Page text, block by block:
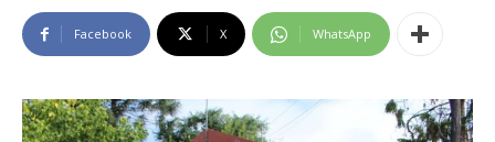
Facebook X WhatsApp